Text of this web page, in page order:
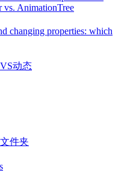
vs. AnimationTree
changing properties: which
动态
件夹